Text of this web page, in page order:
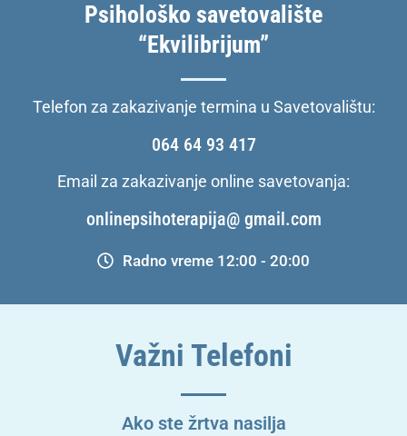
Psihološko savetovalište
“Ekvilibrijum”
Telefon za zakazivanje termina u Savetovalištu:
064 64 93 417
Email za zakazivanje online savetovanja:
onlinepsihoterapija@ gmail.com
Radno vreme 12:00 - 20:00
Važni Telefoni
Ako ste žrtva nasilja